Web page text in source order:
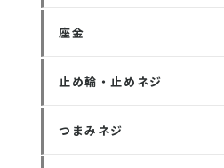
座金
止め輪・止めネジ
つまみネジ